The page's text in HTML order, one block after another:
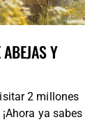
Y
2 millones
ya sabes